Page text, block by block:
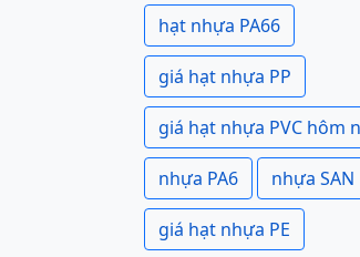
hạt nhựa PA66
giá hạt nhựa PP
giá hạt nhựa PVC hôm
nhựa PA6 nhựa SAN
giá hạt nhựa PE